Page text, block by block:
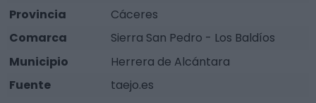
Provincia
Cáceres
Comarca
Sierra San Pedro - Los Baldíos
Municipio
Herrera de Alcántara
Fuente
taejo.es